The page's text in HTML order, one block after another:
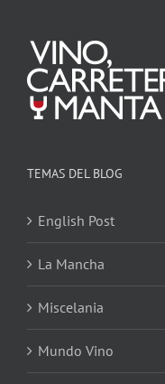
TEMAS DEL BLOG
English Post
La Mancha
Miscelania
Mundo Vino